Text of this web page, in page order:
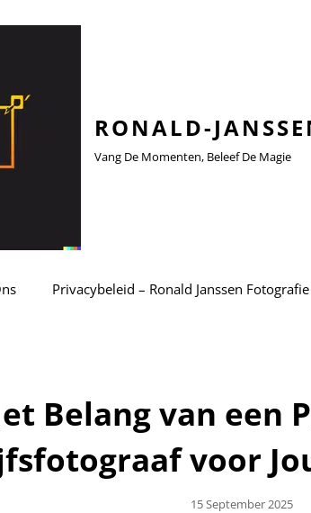
RONALD-
Vang De Momenten, Beleef De Magie
Privacybeleid – Ronald Janssen Fotografie
Belang van een
voor
Geplaatst
15 September 2025